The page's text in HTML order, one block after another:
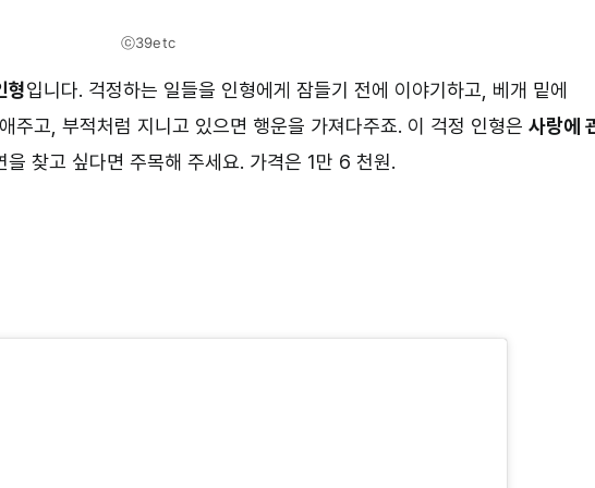
ⓒ39etc
형입니다. 걱정하는 일들을 인형에게 잠들기 전에 이야기하고, 베개 밑에
주고, 부적처럼 지니고 있으면 행운을 가져다주죠. 이 걱정 인형은 사랑에
찾고 싶다면 주목해 주세요. 가격은 1만 6 천원.